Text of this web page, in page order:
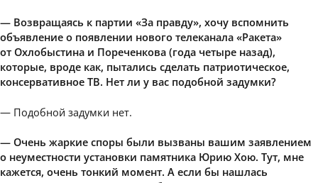
— Возвращаясь к партии «За правду», хочу вспомнить
объявление о появлении нового телеканала «Ракета»
от Охлобыстина и Пореченкова (года четыре назад),
которые, вроде как, пытались сделать патриотическое,
консервативное ТВ. Нет ли у вас подобной задумки?
— Подобной задумки нет.
— Очень жаркие споры были вызваны вашим заявлением
о неуместности установки памятника Юрию Хою. Тут, мне
кажется, очень тонкий момент. А если бы нашлась